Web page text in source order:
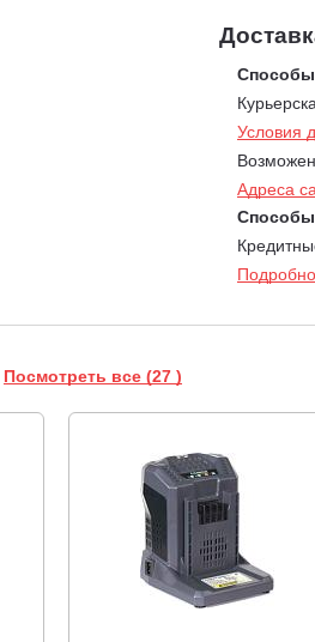
Важный
не допуская травм оператора.
Данный
В случае
автовышки, специальная
падения инструмента на землю.
подключения аккумуляторов
при помощи
Способы
Условия
Адреса
Посмотреть все (27 )